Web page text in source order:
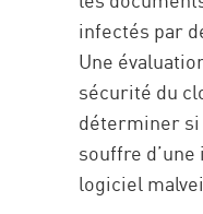
infectés par
Une
sécurité du
déterminer
souffre
logiciel